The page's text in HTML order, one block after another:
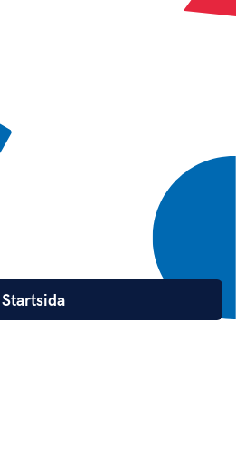
- FLIPPED
Startsida